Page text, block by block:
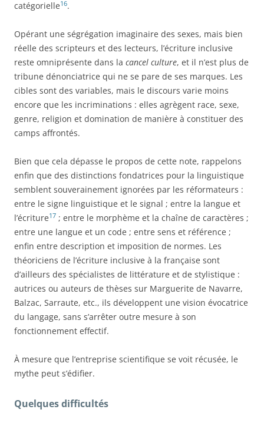
catégorielle16.
Opérant une ségrégation imaginaire des sexes, mais bien
réelle des scripteurs et des lecteurs, l’écriture inclusive
reste omniprésente dans la cancel culture, et il n’est plus de
tribune dénonciatrice qui ne se pare de ses marques. Les
cibles sont des variables, mais le discours varie moins
encore que les incriminations : elles agrègent race, sexe,
genre, religion et domination de manière à constituer des
camps affrontés.
Bien que cela dépasse le propos de cette note, rappelons
enfin que des distinctions fondatrices pour la linguistique
semblent souverainement ignorées par les réformateurs :
entre le signe linguistique et le signal ; entre la langue et
l’écriture17 ; entre le morphème et la chaîne de caractères ;
entre une langue et un code ; entre sens et référence ;
enfin entre description et imposition de normes. Les
théoriciens de l’écriture inclusive à la française sont
d’ailleurs des spécialistes de littérature et de stylistique :
autrices ou auteurs de thèses sur Marguerite de Navarre,
Balzac, Sarraute, etc., ils développent une vision évocatrice
du langage, sans s’arrêter outre mesure à son
fonctionnement effectif.
À mesure que l’entreprise scientifique se voit récusée, le
mythe peut s’édifier.
Quelques difficultés